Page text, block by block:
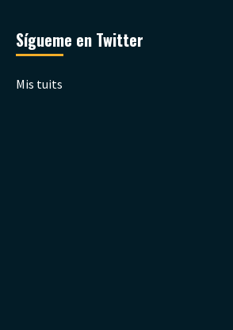
Sígueme en Twitter
Mis tuits